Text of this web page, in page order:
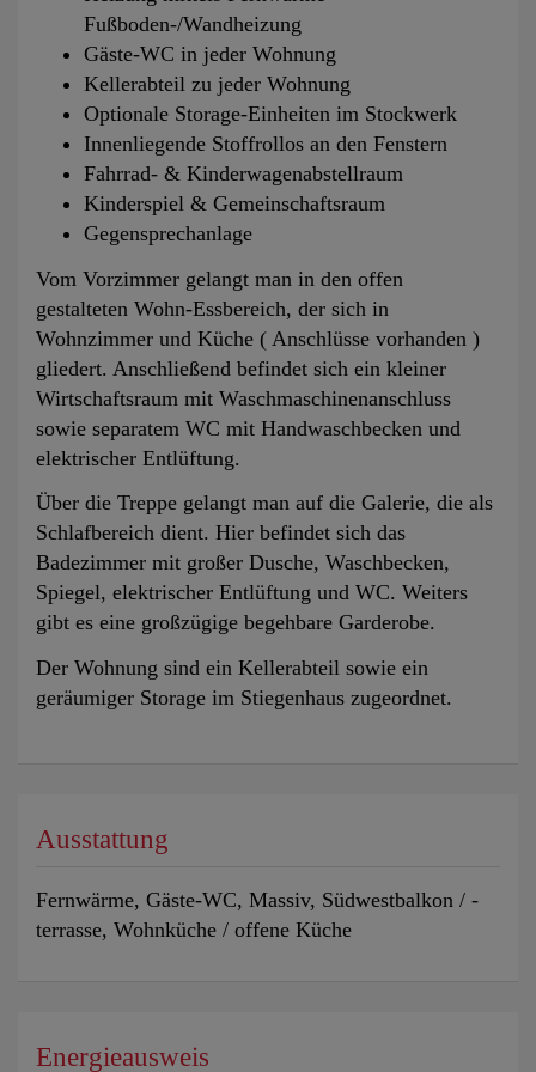
Fußboden‐/Wandheizung
Gäste‐WC in jeder Wohnung
Kellerabteil zu jeder Wohnung
Optionale Storage‐Einheiten im Stockwerk
Innenliegende Stoffrollos an den Fenstern
Fahrrad‐ & Kinderwagenabstellraum
Kinderspiel & Gemeinschaftsraum
Gegensprechanlage
Vom Vorzimmer gelangt man in den offen
gestalteten Wohn-Essbereich, der sich in
Wohnzimmer und Küche ( Anschlüsse vorhanden )
gliedert. Anschließend befindet sich ein kleiner
Wirtschaftsraum mit Waschmaschinenanschluss
sowie separatem WC mit Handwaschbecken und
elektrischer Entlüftung.
Über die Treppe gelangt man auf die Galerie, die als
Schlafbereich dient. Hier befindet sich das
Badezimmer mit großer Dusche, Waschbecken,
Spiegel, elektrischer Entlüftung und WC. Weiters
gibt es eine großzügige begehbare Garderobe.
Der Wohnung sind ein Kellerabteil sowie ein
geräumiger Storage im Stiegenhaus zugeordnet.
Ausstattung
Fernwärme Gäste-WC Massiv Südwestbalkon / -
terrasse Wohnküche / offene Küche
Energieausweis